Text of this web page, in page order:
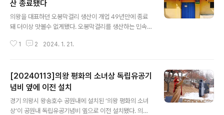
산 종료됐다
의왕을 대표하던 오봉막걸리 생산이 개업 49년만에 종료
돼 더이상 맛볼수 없게됐다. 오봉막걸리를 생산하는 민속
3월까지 이주해야 하는데​ 오봉주조측이 폐업을 결정히고
화 22호 기록을 보면 오봉주조는 초평동 있던 양조장과 과
천의 양조장을 합쳐서 류지연(성지학원 설립자)남이 시작
한 고천합동양조장이 그출발로 1974년 1월 현재의 자리인
고천동에서 개업했다. 1996년부터 홍순현 대표가 이어받
1 2 2024. 1. 21.
[20240113]의왕 평화의 소녀상 독립유공기
념비 옆에 이전 설치
경기 의왕시 왕송호수 공원내에 설치된 ‘의왕 평화의 소녀
상’이 공원내 독립유공기념비 옆으로 이전 설치됐다. 의왕